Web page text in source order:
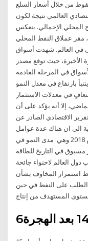
من خلال أسعار السلع
العالمي نتيجة لكون
المحلي الإجمالي. ينعكس
مقر عملاق النفط المحلي
في العالم. شهدت أسواق
الأخيرة، حيث توقع مصدر
في المرحلة القادمة
بارتفاع في معدل النمو
العالمي إلى 2.5% في 2020، وبتعافٍ في معدلات الاستثمار
إلا أنه يؤكد على أن
الاقتصادي الصادر عن
الى ان هناك عدة عوامل
ستحدد أسعار النفط في المستقبل في عام 2018 وهي: مدى النمو في
مسبوق في التاريخ للطاقة
العالم لاحتواء جائحة
استمرار المخاوف بشأن
الطلب على النفط في حين
المستهدف من إنتاج